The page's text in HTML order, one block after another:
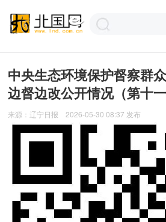
中央生态环境保护督察群
边督边改公开情况（第十一
来源：辽宁日报 2026-05-30 08:37 发布